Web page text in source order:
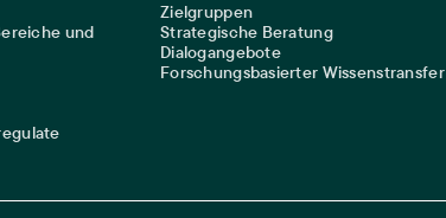
und
Zielgruppen
Strategische Beratung
Dialogangebote
Forschungsbasierter Wissenstransfer